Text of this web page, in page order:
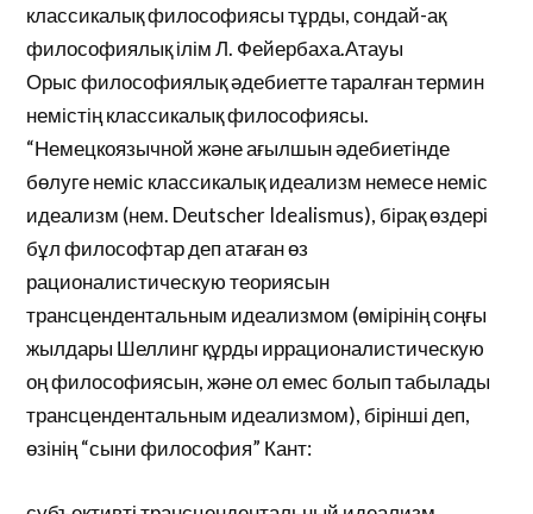
классикалық философиясы тұрды, сондай-ақ
философиялық ілім Л. Фейербаха.Атауы
Орыс философиялық әдебиетте таралған термин
немістің классикалық философиясы.
“Немецкоязычной және ағылшын әдебиетінде
бөлуге неміс классикалық идеализм немесе неміс
идеализм (нем. Deutscher Idealismus), бірақ өздері
бұл философтар деп атаған өз
рационалистическую теориясын
трансцендентальным идеализмом (өмірінің соңғы
жылдары Шеллинг құрды иррационалистическую
оң философиясын, және ол емес болып табылады
трансцендентальным идеализмом), бірінші деп,
өзінің “сыни философия” Кант: